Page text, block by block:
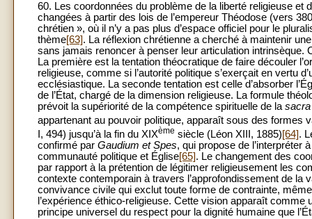
60. Les coordonnées du problème de la liberté religieuse et
changées à partir des lois de l’empereur Théodose (vers
chrétien », où il n’y a pas plus d’espace officiel pour le
thème[63]. La réflexion chrétienne a cherché à maintenir
sans jamais renoncer à penser leur articulation intrinsèque.
La première est la tentation théocratique de faire découler
religieuse, comme si l’autorité politique s’exerçait en vertu
ecclésiastique. La seconde tentation est celle d’absorber
de l’État, chargé de la dimension religieuse. La formule
prévoit la supériorité de la compétence spirituelle de lasacra
appartenant au pouvoir politique, apparaît sous des formes
I, 494) jusqu’à la fin du XIXème siècle (Léon XIII, 1885)[64].
confirmé par Gaudium et Spes, qui propose de l’interpréter
communauté politique et Église[65]. Le changement des
par rapport à la prétention de légitimer religieusement les
contexte contemporain à travers l’approfondissement de la
convivance civile qui exclut toute forme de contrainte,
l’expérience éthico-religieuse. Cette vision apparaît
principe universel du respect pour la dignité humaine que